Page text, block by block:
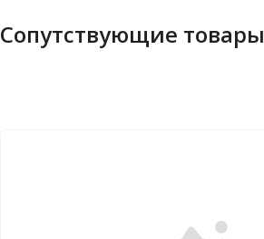
Сопутствующие товары